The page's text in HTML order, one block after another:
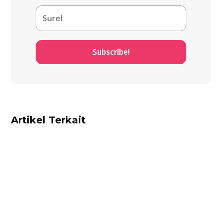
Subscribe!
Artikel Terkait